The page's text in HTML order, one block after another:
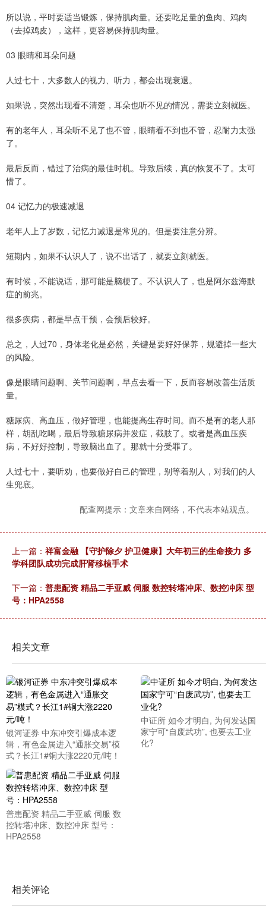
所以说，平时要适当锻炼，保持肌肉量。还要吃足量的鱼肉、鸡肉
（去掉鸡皮），这样，更容易保持肌肉量。
03 眼睛和耳朵问题
人过七十，大多数人的视力、听力，都会出现衰退。
如果说，突然出现看不清楚，耳朵也听不见的情况，需要立刻就医。
有的老年人，耳朵听不见了也不管，眼睛看不到也不管，忍耐力太强
了。
最后反而，错过了治病的最佳时机。导致后续，真的恢复不了。太可
惜了。
04 记忆力的极速减退
老年人上了岁数，记忆力减退是常见的。但是要注意分辨。
短期内，如果不认识人了，说不出话了，就要立刻就医。
有时候，不能说话，那可能是脑梗了。不认识人了，也是阿尔兹海默
症的前兆。
很多疾病，都是早点干预，会预后较好。
总之，人过70，身体老化是必然，关键是要好好保养，规避掉一些大
的风险。
像是眼睛问题啊、关节问题啊，早点去看一下，反而容易改善生活质
量。
糖尿病、高血压，做好管理，也能提高生存时间。而不是有的老人那
样，胡乱吃喝，最后导致糖尿病并发症，截肢了。或者是高血压疾
病，不好好控制，导致脑出血了。那就十分受罪了。
人过七十，要听劝，也要做好自己的管理，别等着别人，对我们的人
生兜底。
配查网提示：文章来自网络，不代表本站观点。
上一篇： 祥富金融 【守护除夕 护卫健康】大年初三的生命接力 多
学科团队成功完成肝肾移植手术
下一篇： 普患配资 精品二手亚威 伺服 数控转塔冲床、数控冲床 型
号：HPA2558
相关文章
银河证券 中东冲突引爆成本逻
辑，有色金属进入“通胀交易”模
式？长江1#铜大涨2220元/吨！
中证所 如今才明白, 为何发达国
家宁可“自废武功”, 也要去工业
化?
普患配资 精品二手亚威 伺服 数
控转塔冲床、数控冲床 型号：
HPA2558
相关评论